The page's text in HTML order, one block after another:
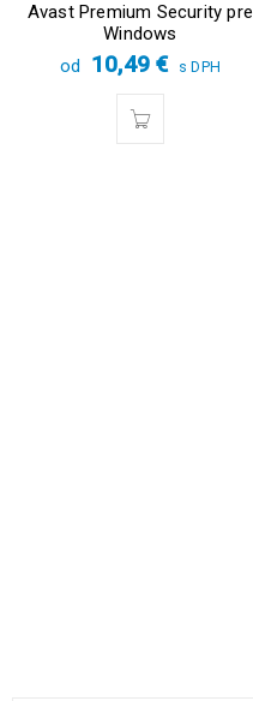
Avast Premium Security pre
Windows
od
10,49€ s DPH